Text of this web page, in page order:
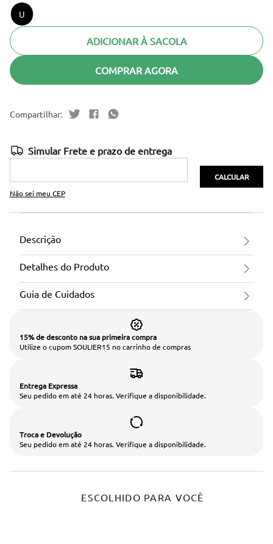
U
ADICIONAR À SACOLA
COMPRAR AGORA
Não sei meu CEP
Descrição
Detalhes do Produto
Guia de Cuidados
15% de desconto na sua primeira compra
Utilize o cupom SOULIER15 no carrinho de compras
Entrega Expressa
Seu pedido em até 24 horas. Verifique a disponibilidade.
Troca e Devolução
Seu pedido em até 24 horas. Verifique a disponibilidade.
ESCOLHIDO PARA VOCÊ